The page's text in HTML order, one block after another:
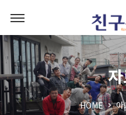
HOME 아